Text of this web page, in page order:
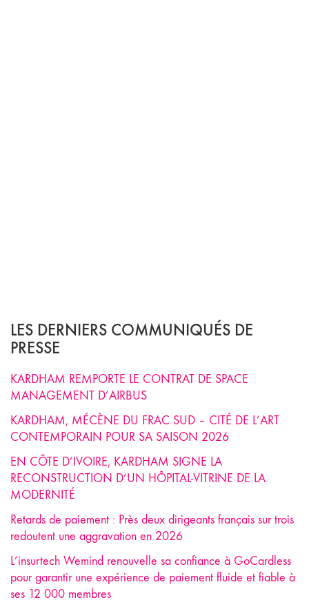
LES DERNIERS COMMUNIQUÉS DE
PRESSE
KARDHAM REMPORTE LE CONTRAT DE SPACE
MANAGEMENT D’AIRBUS
KARDHAM, MÉCÈNE DU FRAC SUD – CITÉ DE L’ART
CONTEMPORAIN POUR SA SAISON 2026
EN CÔTE D’IVOIRE, KARDHAM SIGNE LA
RECONSTRUCTION D’UN HÔPITAL-VITRINE DE LA
MODERNITÉ
Retards de paiement : Près deux dirigeants français sur trois
redoutent une aggravation en 2026
L’insurtech Wemind renouvelle sa confiance à GoCardless
pour garantir une expérience de paiement fluide et fiable à
ses 12 000 membres